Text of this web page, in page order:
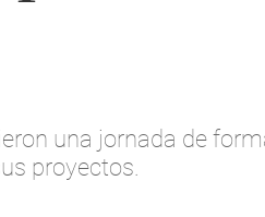
una jornada de
proyectos.